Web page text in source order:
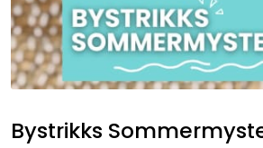
Bystrikks